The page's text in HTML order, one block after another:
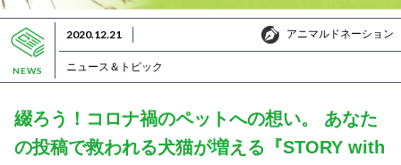
NEWS
2020.12.21 アニマルドネーション
アニマルドネーション
ニュース＆トピック
綴ろう！コロナ禍のペットへの想い。 あなた
の投稿で救われる犬猫が増える『STORY with